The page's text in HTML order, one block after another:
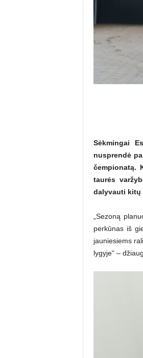
Sėkmingai
nusprendė
čempionatą.
taurės
dalyvauti kitų
„Sezoną
perkūnas iš
jauniesiems
lygyje“ –